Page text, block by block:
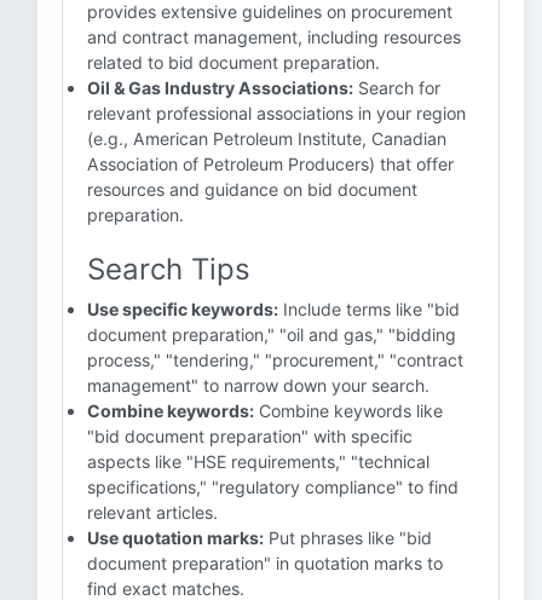
provides extensive guidelines on procurement
and contract management, including resources
related to bid document preparation.
Oil & Gas Industry Associations: Search for
relevant professional associations in your region
(e.g., American Petroleum Institute, Canadian
Association of Petroleum Producers) that offer
resources and guidance on bid document
preparation.
Search Tips
Use specific keywords: Include terms like "bid
document preparation," "oil and gas," "bidding
process," "tendering," "procurement," "contract
management" to narrow down your search.
Combine keywords: Combine keywords like
"bid document preparation" with specific
aspects like "HSE requirements," "technical
specifications," "regulatory compliance" to find
relevant articles.
Use quotation marks: Put phrases like "bid
document preparation" in quotation marks to
find exact matches.